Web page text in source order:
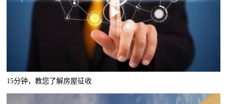
15分钟，教您了解房屋征收